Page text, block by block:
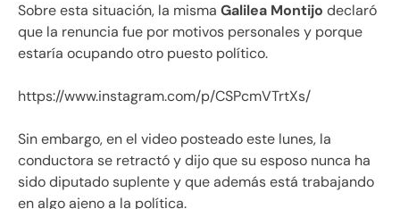
Sobre esta situación, la misma Galilea Montijo declaró
que la renuncia fue por motivos personales y porque
estaría ocupando otro puesto político.
https://www.instagram.com/p/CSPcmVTrtXs/
Sin embargo, en el video posteado este lunes, la
conductora se retractó y dijo que su esposo nunca ha
sido diputado suplente y que además está trabajando
en algo ajeno a la política.